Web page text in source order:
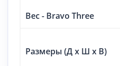
Вес - Bravo Three
Размеры (Д x Ш x В)